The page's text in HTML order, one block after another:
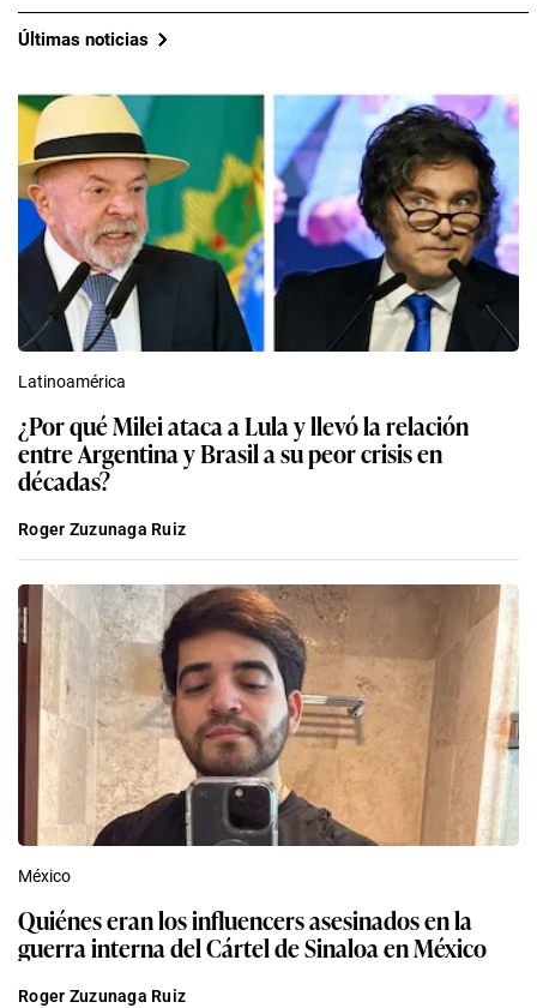
Últimas noticias
Latinoamérica
¿Por qué Milei ataca a Lula y llevó la relación
entre Argentina y Brasil a su peor crisis en
décadas?
Roger Zuzunaga Ruiz
México
Quiénes eran los influencers asesinados en la
guerra interna del Cártel de Sinaloa en México
Roger Zuzunaga Ruiz